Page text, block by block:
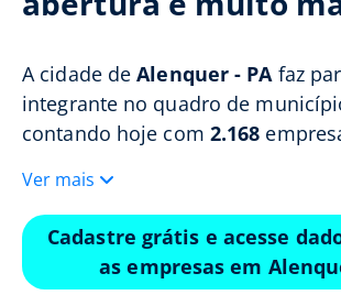
A cidade deAlenquer - PAfaz
integrante no quadro de
contando hoje com 2.168
Ver mais
Cadastre grátis e acesse
as empresas em